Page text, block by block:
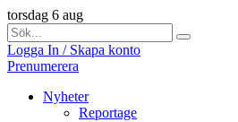
torsdag 6 aug
Logga In / Skapa konto
Prenumerera
Nyheter
Reportage